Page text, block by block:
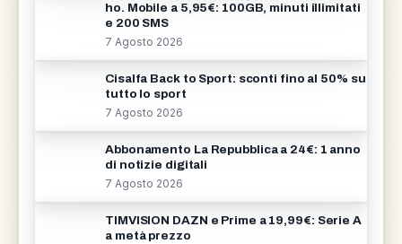
ho. Mobile a 5,95€: 100GB, minuti illimitati
e 200 SMS
7 Agosto 2026
Cisalfa Back to Sport: sconti fino al 50% su
tutto lo sport
7 Agosto 2026
Abbonamento La Repubblica a 24€: 1 anno
di notizie digitali
7 Agosto 2026
TIMVISION DAZN e Prime a 19,99€: Serie A
a metà prezzo